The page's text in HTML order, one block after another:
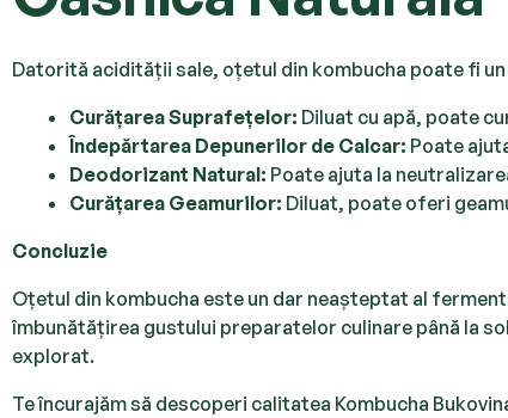
Datorită acidității sale, oțetul din kombucha poate fi
Curățarea Suprafețelor: Diluat cu apă, poate
Îndepărtarea Depunerilor de Calcar: Poate
Deodorizant Natural: Poate ajuta la
Curățarea Geamurilor: Diluat, poate oferi
Concluzie
Oțetul din kombucha este un dar neașteptat al
îmbunătățirea gustului preparatelor culinare până la
explorat.
Te încurajăm să descoperi calitatea Kombucha